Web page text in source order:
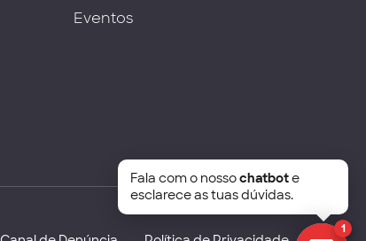
Eventos
1
Fala com o nossochatbote
esclarece as tuas dúvidas.